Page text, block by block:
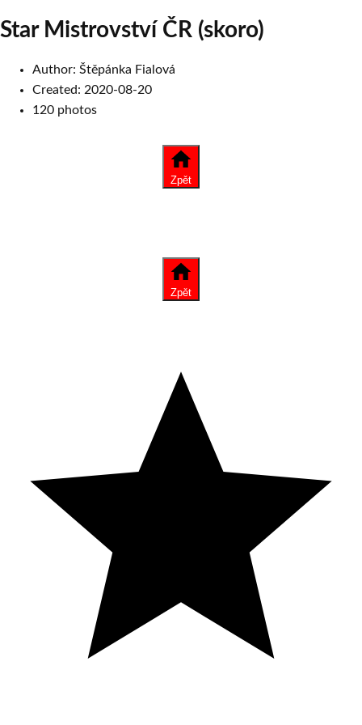
Star Mistrovství ČR (skoro)
Author: Štěpánka Fialová
Created: 2020-08-20
120 photos
Zpět
Zpět